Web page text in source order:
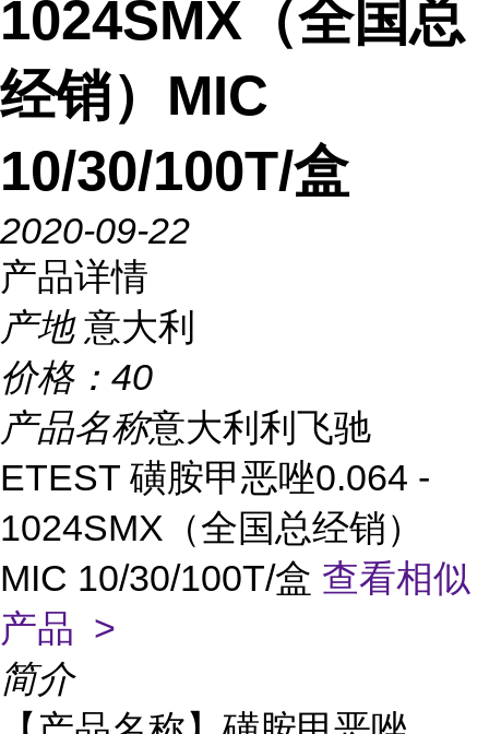
1024SMX（全国总
经销）MIC
10/30/100T/盒
2020-09-22
产品详情
产地 意大利
价格： 40
产品名称意大利利飞驰
ETEST 磺胺甲恶唑0.064 -
1024SMX（全国总经销）
MIC 10/30/100T/盒 查看相似
产品 >
简介